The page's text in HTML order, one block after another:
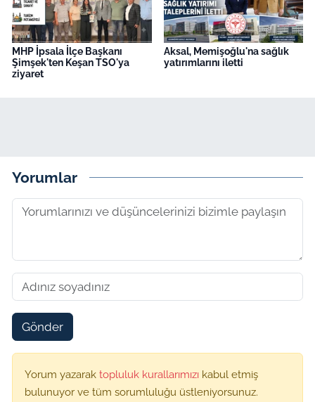
MHP İpsala İlçe Başkanı
Şimşek'ten Keşan TSO'ya
ziyaret
Aksal, Memişoğlu'na sağlık
yatırımlarını iletti
Yorumlar
Gönder
Yorum yazarak topluluk kurallarımızı kabul etmiş
bulunuyor ve tüm sorumluluğu üstleniyorsunuz.